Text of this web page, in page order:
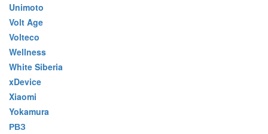
Unimoto
Volt Age
Volteco
Wellness
White Siberia
xDevice
Xiaomi
Yokamura
РВЗ